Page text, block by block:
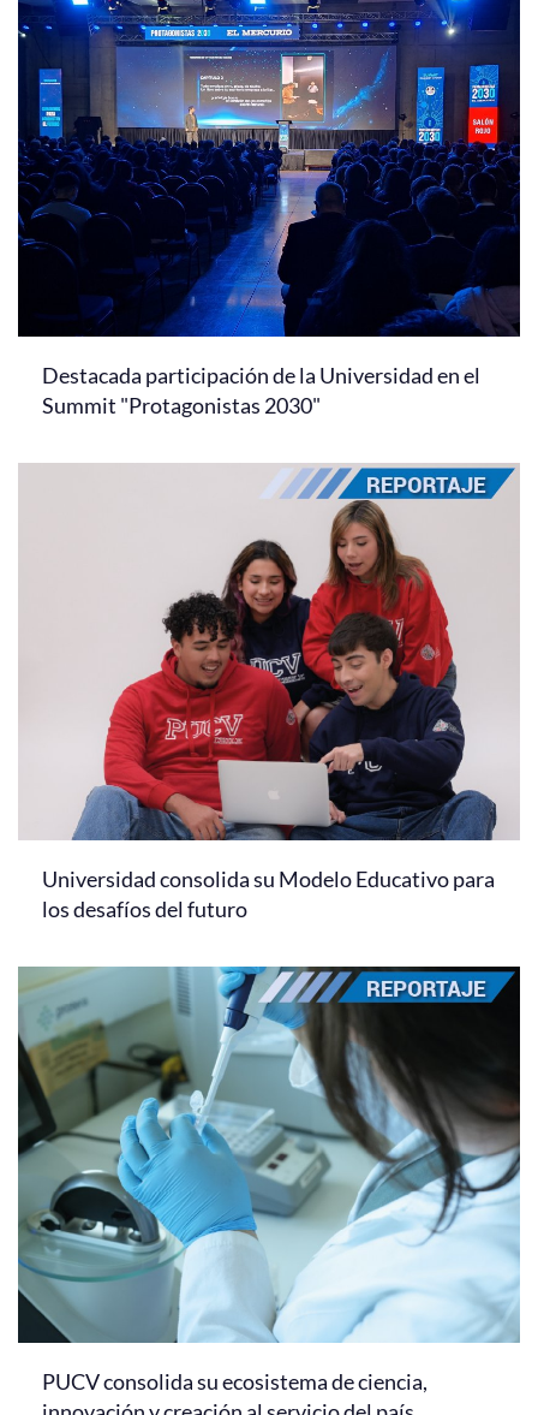
Destacada participación de la Universidad en el
Summit "Protagonistas 2030"
Universidad consolida su Modelo Educativo para
los desafíos del futuro
PUCV consolida su ecosistema de ciencia,